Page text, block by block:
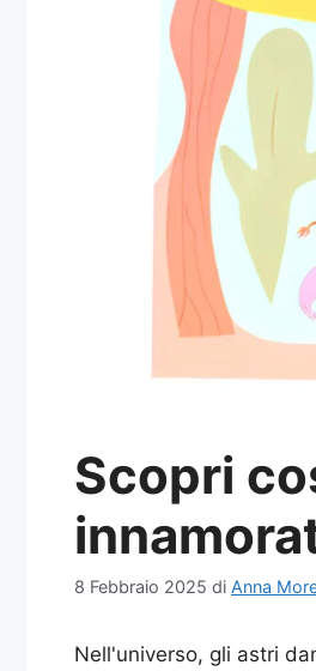
Scopri
8 Febbraio 2025 di Anna
Nell'universo, gli astri